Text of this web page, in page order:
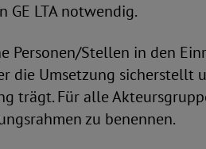
LTA notwendig.
Personen/Stellen in den
die Umsetzung sicherstellt
trägt. Für alle
zu benennen.